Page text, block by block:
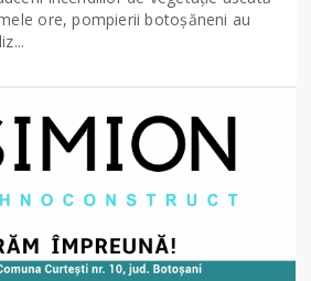
ore, pompierii botoșăneni au